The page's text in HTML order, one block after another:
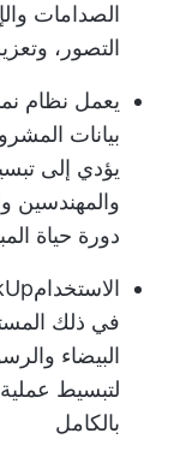
الصدامات
التصور،
يعمل نظام
بيانات
يؤدي إلى
والمهندسين
دورة حياة
الاستخدام
في ذلك
البيضاء
لتبسيط
بالكامل